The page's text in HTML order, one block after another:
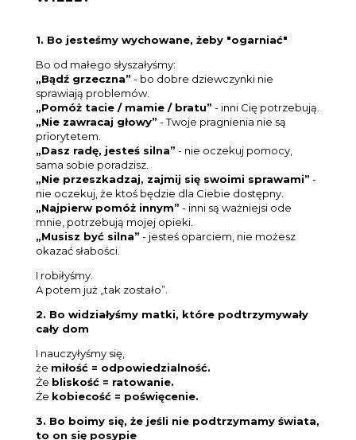
1. Bo jesteśmy wychowane, żeby "ogarniać"
Bo od małego słyszałyśmy:
„Bądź grzeczna” - bo dobre dziewczynki nie
sprawiają problemów.
„Pomóż tacie / mamie / bratu” - inni Cię potrzebują.
„Nie zawracaj głowy” - Twoje pragnienia nie są
priorytetem.
„Dasz radę, jesteś silna” - nie oczekuj pomocy,
sama sobie poradzisz.
„Nie przeszkadzaj, zajmij się swoimi sprawami” -
nie oczekuj, że ktoś będzie dla Ciebie dostępny.
„Najpierw pomóż innym” - inni są ważniejsi ode
mnie, potrzebują mojej opieki.
„Musisz być silna” - jesteś oparciem, nie możesz
okazać słabości.
I robiłyśmy.
A potem już „tak zostało”.
2. Bo widziałyśmy matki, które podtrzymywały
cały dom
I nauczyłyśmy się,
że miłość = odpowiedzialność.
Że bliskość = ratowanie.
Że kobiecość = poświęcenie.
3. Bo boimy się, że jeśli nie podtrzymamy świata,
to on się posypie